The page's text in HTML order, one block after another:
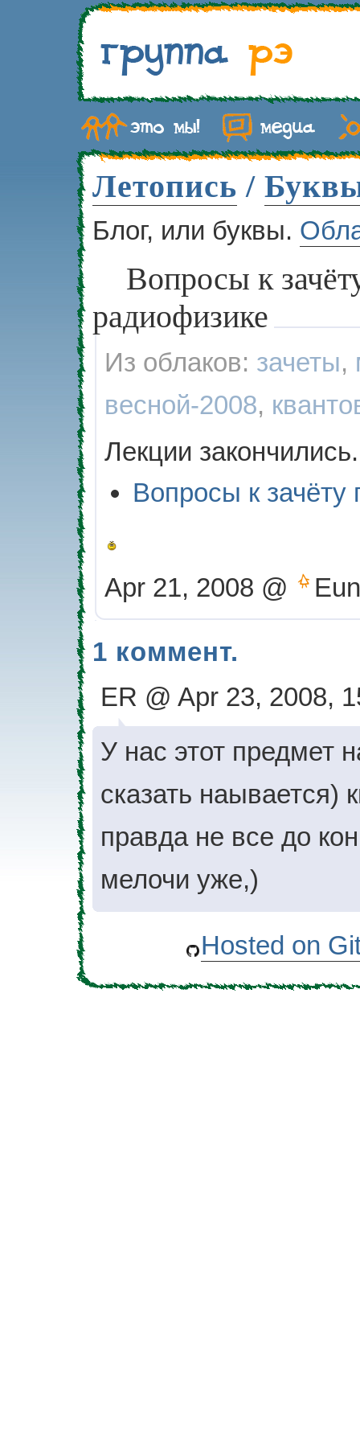
Летопись /
Блог, или буквы.
Вопросы к
радиофизике
Из облаков: зачеты,
весной-2008,
Лекции
Вопросы к зачёту
Apr 21, 2008 @
1 коммент.
ER @ Apr 23, 2008,
У нас этот предмет
сказать наывается)
правда не все до
мелочи уже,)
Hosted on